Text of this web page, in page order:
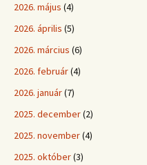
2026. május (4)
2026. április (5)
2026. március (6)
2026. február(4)
2026. január(7)
2025. december(2)
2025. november(4)
2025. október(3)